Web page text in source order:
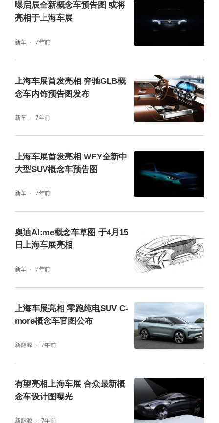
此次北京车展，比亚迪海洋网重磅推出三款新
来更加美好的出行体验。欢迎车展期间莅临比
亚迪展台，一览海洋网全新产品阵容的魅力。
曝启辰全新概念车预告图 或将
亮相于上海车展
新车 7年前
上海车展首发亮相 奔驰GLB概
念车内饰预告图发布
新车 7年前
上海车展首发亮相 WEY全新中
大型SUV概念车预告图
新车 7年前
奥迪AI:me概念车草图 于4月15
日上海车展亮相
新车 7年前
上海车展亮相 零跑纯电SUV C-
more概念车官图公布
新能源 7年前
有望亮相上海车展 合众最新概
念车设计图曝光
新能源 7年前